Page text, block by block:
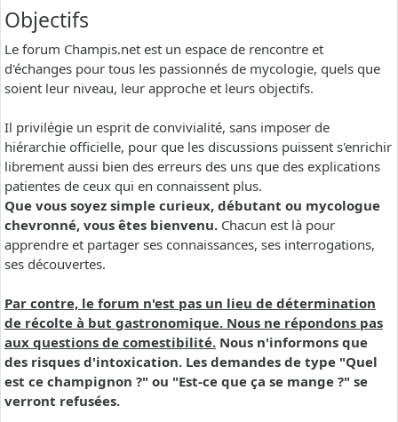
Objectifs
Le forum Champis.net est un espace de rencontre et
d'échanges pour tous les passionnés de mycologie, quels que
soient leur niveau, leur approche et leurs objectifs.
Il privilégie un esprit de convivialité, sans imposer de
hiérarchie officielle, pour que les discussions puissent s'enrichir
librement aussi bien des erreurs des uns que des explications
patientes de ceux qui en connaissent plus.
Que vous soyez simple curieux, débutant ou mycologue
chevronné, vous êtes bienvenu. Chacun est là pour
apprendre et partager ses connaissances, ses interrogations,
ses découvertes.
Par contre, le forum n'est pas un lieu de détermination
de récolte à but gastronomique. Nous ne répondons pas
aux questions de comestibilité. Nous n'informons que
des risques d'intoxication. Les demandes de type "Quel
est ce champignon ?" ou "Est-ce que ça se mange ?" se
verront refusées.